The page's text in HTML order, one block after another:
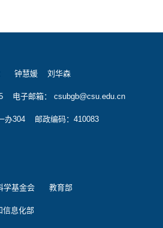
： 钟慧媛 刘华森
电子邮箱： csubgb@csu.edu.cn
办304 邮政编码：410083
学基金会 教育部
信息化部